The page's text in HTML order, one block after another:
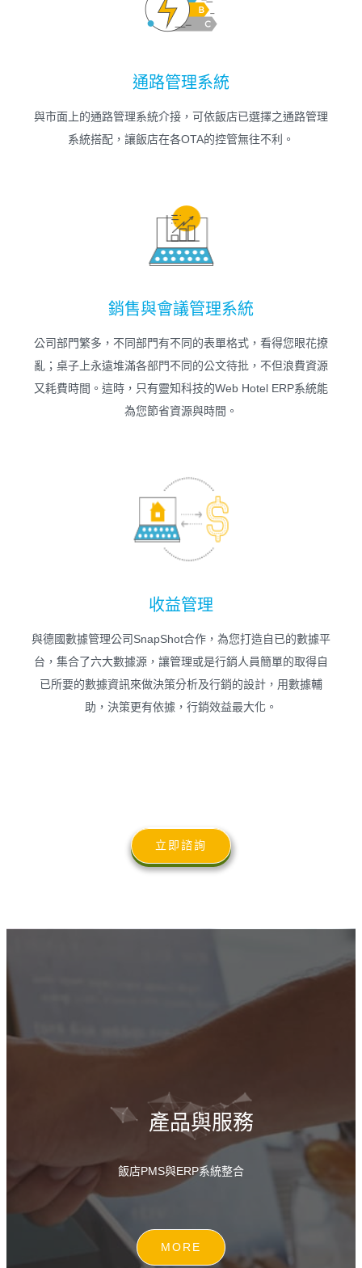
通路管理系統
與市面上的通路管理系統介接，可依飯店已選擇之通路管理
系統搭配，讓飯店在各OTA的控管無往不利。
銷售與會議管理系統
公司部門繁多，不同部門有不同的表單格式，看得您眼花撩
亂；桌子上永遠堆滿各部門不同的公文待批，不但浪費資源
又耗費時間。這時，只有靈知科技的Web Hotel ERP系統能
為您節省資源與時間。
收益管理
與德國數據管理公司SnapShot合作，為您打造自已的數據平
台，集合了六大數據源，讓管理或是行銷人員簡單的取得自
已所要的數據資訊來做決策分析及行銷的設計，用數據輔
助，決策更有依據，行銷效益最大化。
立即諮詢
產品與服務
飯店PMS與ERP系統整合
MORE